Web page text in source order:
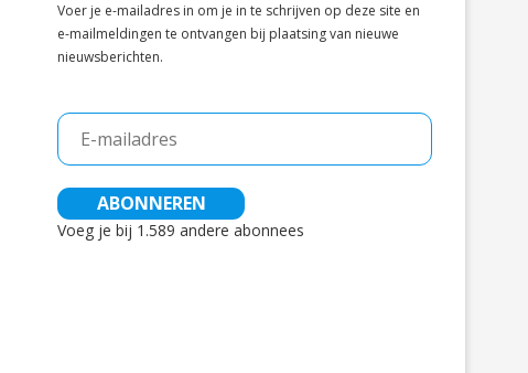
Voer je e-mailadres in om je in te schrijven op deze site en
e-mailmeldingen te ontvangen bij plaatsing van nieuwe
nieuwsberichten.
E-
mailadres
ABONNEREN
Voeg je bij 1.589 andere abonnees